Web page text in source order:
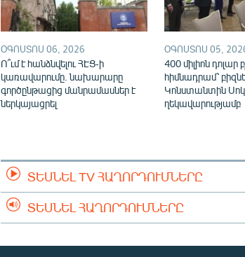
ՕԳՈՍՏՈՍ 06, 2026
Ո՞ւմ է հանձնվելու ՀԷՑ-ի
կառավարումը. նախարարը
գործընթացից մանրամասներ է
ներկայացրել
ՕԳՈՍՏՈՍ 05,
400 միլիոն դոլար
հիմնադրամ՝
Կոնստանտին
ղեկավարությամբ
ՏԵՍՆԵԼ TV ՀԱՂՈՐԴՈՒՄՆԵՐԸ
ՏԵՍՆԵԼ ՀԱՂՈՐԴՈՒՄՆԵՐԸ